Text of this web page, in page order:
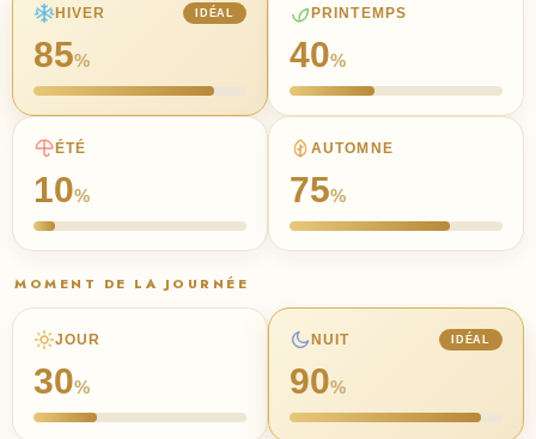
HIVER IDÉAL
85%
PRINTEMPS
40%
ÉTÉ
10%
AUTOMNE
75%
MOMENT DE LA JOURNÉE
JOUR
30%
NUIT IDÉAL
90%